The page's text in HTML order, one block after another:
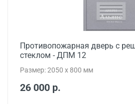
Противопожарная дверь с
стеклом - ДПМ 12
Размер: 2050 x 800 мм
26 000 р.